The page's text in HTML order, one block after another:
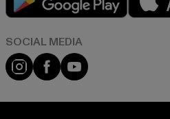
Instagram
FacebookYouTube